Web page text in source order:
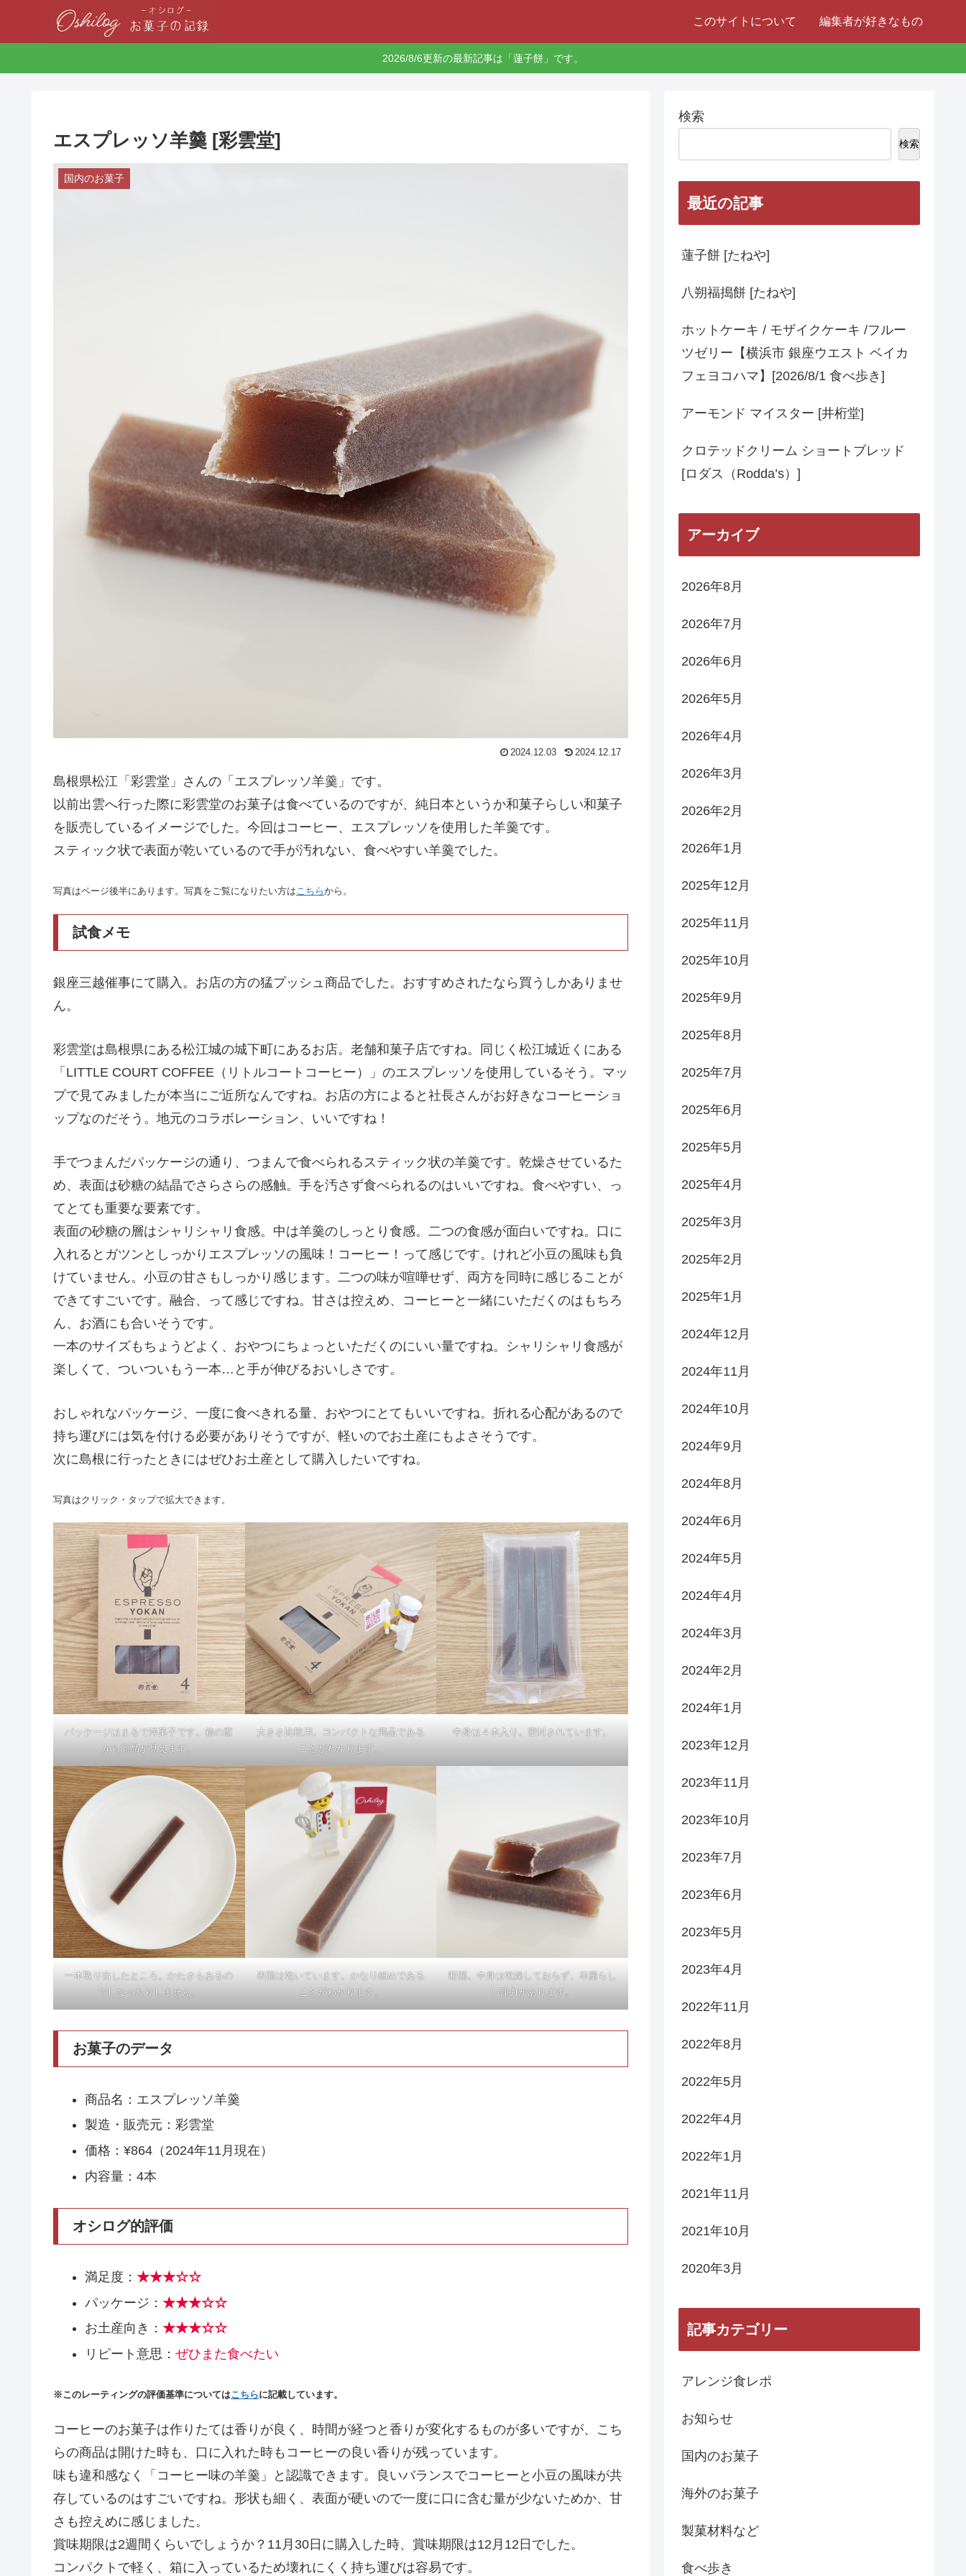
このサイトについて 編集者が好きなもの
2026/8/6更新の最新記事は「蓮子餅」です。
エスプレッソ羊羹 [彩雲堂]
国内のお菓子
2024.12.03 2024.12.17
島根県松江「彩雲堂」さんの「エスプレッソ羊羹」です。
以前出雲へ行った際に彩雲堂のお菓子は食べているのですが、純日本というか和菓子らしい和菓子
を販売しているイメージでした。今回はコーヒー、エスプレッソを使用した羊羹です。
スティック状で表面が乾いているので手が汚れない、食べやすい羊羹でした。
写真はページ後半にあります。写真をご覧になりたい方は こちらから。
試食メモ
銀座三越催事にて購入。お店の方の猛プッシュ商品でした。おすすめされたなら買うしかありませ
ん。
彩雲堂は島根県にある松江城の城下町にあるお店。老舗和菓子店ですね。同じく松江城近くにある
「LITTLE COURT COFFEE（リトルコートコーヒー）」のエスプレッソを使用しているそう。マッ
プで見てみましたが本当にご近所なんですね。お店の方によると社長さんがお好きなコーヒーショ
ップなのだそう。地元のコラボレーション、いいですね！
手でつまんだパッケージの通り、つまんで食べられるスティック状の羊羹です。乾燥させているた
め、表面は砂糖の結晶でさらさらの感触。手を汚さず食べられるのはいいですね。食べやすい、っ
てとても重要な要素です。
表面の砂糖の層はシャリシャリ食感。中は羊羹のしっとり食感。二つの食感が面白いですね。口に
入れるとガツンとしっかりエスプレッソの風味！コーヒー！って感じです。けれど小豆の風味も負
けていません。小豆の甘さもしっかり感じます。二つの味が喧嘩せず、両方を同時に感じることが
できてすごいです。融合、って感じですね。甘さは控えめ、コーヒーと一緒にいただくのはもちろ
ん、お酒にも合いそうです。
一本のサイズもちょうどよく、おやつにちょっといただくのにいい量ですね。シャリシャリ食感が
楽しくて、ついついもう一本…と手が伸びるおいしさです。
おしゃれなパッケージ、一度に食べきれる量、おやつにとてもいいですね。折れる心配があるので
持ち運びには気を付ける必要がありそうですが、軽いのでお土産にもよさそうです。
次に島根に行ったときにはぜひお土産として購入したいですね。
写真はクリック・タップで拡大できます。
パッケージはまるで洋菓子です。箱の窓
から商品が見えます。
大きさ比較用。コンパクトな商品である
ことがわかります。
中身は４本入り。密封されています。
一本取り出したところ。かたさもあるの
でしなったりしません。
表面は乾いています。かなり細めである
ことがわかります。
断面。中身は乾燥しておらず、羊羹らし
い弾力があります。
お菓子のデータ
商品名：エスプレッソ羊羹
製造・販売元：彩雲堂
価格：¥864（2024年11月現在）
内容量：4本
オシログ的評価
満足度： ★★★☆☆
パッケージ： ★★★☆☆
お土産向き： ★★★☆☆
リピート意思： ぜひまた食べたい
※このレーティングの評価基準についてはこちらに記載しています。
コーヒーのお菓子は作りたては香りが良く、時間が経つと香りが変化するものが多いですが、こち
らの商品は開けた時も、口に入れた時もコーヒーの良い香りが残っています。
味も違和感なく「コーヒー味の羊羹」と認識できます。良いバランスでコーヒーと小豆の風味が共
存しているのはすごいですね。形状も細く、表面が硬いので一度に口に含む量が少ないためか、甘
さも控えめに感じました。
賞味期限は2週間くらいでしょうか？11月30日に購入した時、賞味期限は12月12日でした。
コンパクトで軽く、箱に入っているため壊れにくく持ち運びは容易です。
検索
検索
最近の記事
蓮子餅 [たねや]
八朔福搗餅 [たねや]
ホットケーキ / モザイクケーキ /フルー
ツゼリー【横浜市 銀座ウエスト ベイカ
フェヨコハマ】[2026/8/1 食べ歩き]
アーモンド マイスター [井桁堂]
クロテッドクリーム ショートブレッド
[ロダス（Rodda’s）]
アーカイブ
2026年8月
2026年7月
2026年6月
2026年5月
2026年4月
2026年3月
2026年2月
2026年1月
2025年12月
2025年11月
2025年10月
2025年9月
2025年8月
2025年7月
2025年6月
2025年5月
2025年4月
2025年3月
2025年2月
2025年1月
2024年12月
2024年11月
2024年10月
2024年9月
2024年8月
2024年6月
2024年5月
2024年4月
2024年3月
2024年2月
2024年1月
2023年12月
2023年11月
2023年10月
2023年7月
2023年6月
2023年5月
2023年4月
2022年11月
2022年8月
2022年5月
2022年4月
2022年1月
2021年11月
2021年10月
2020年3月
記事カテゴリー
アレンジ食レポ
お知らせ
国内のお菓子
海外のお菓子
製菓材料など
食べ歩き